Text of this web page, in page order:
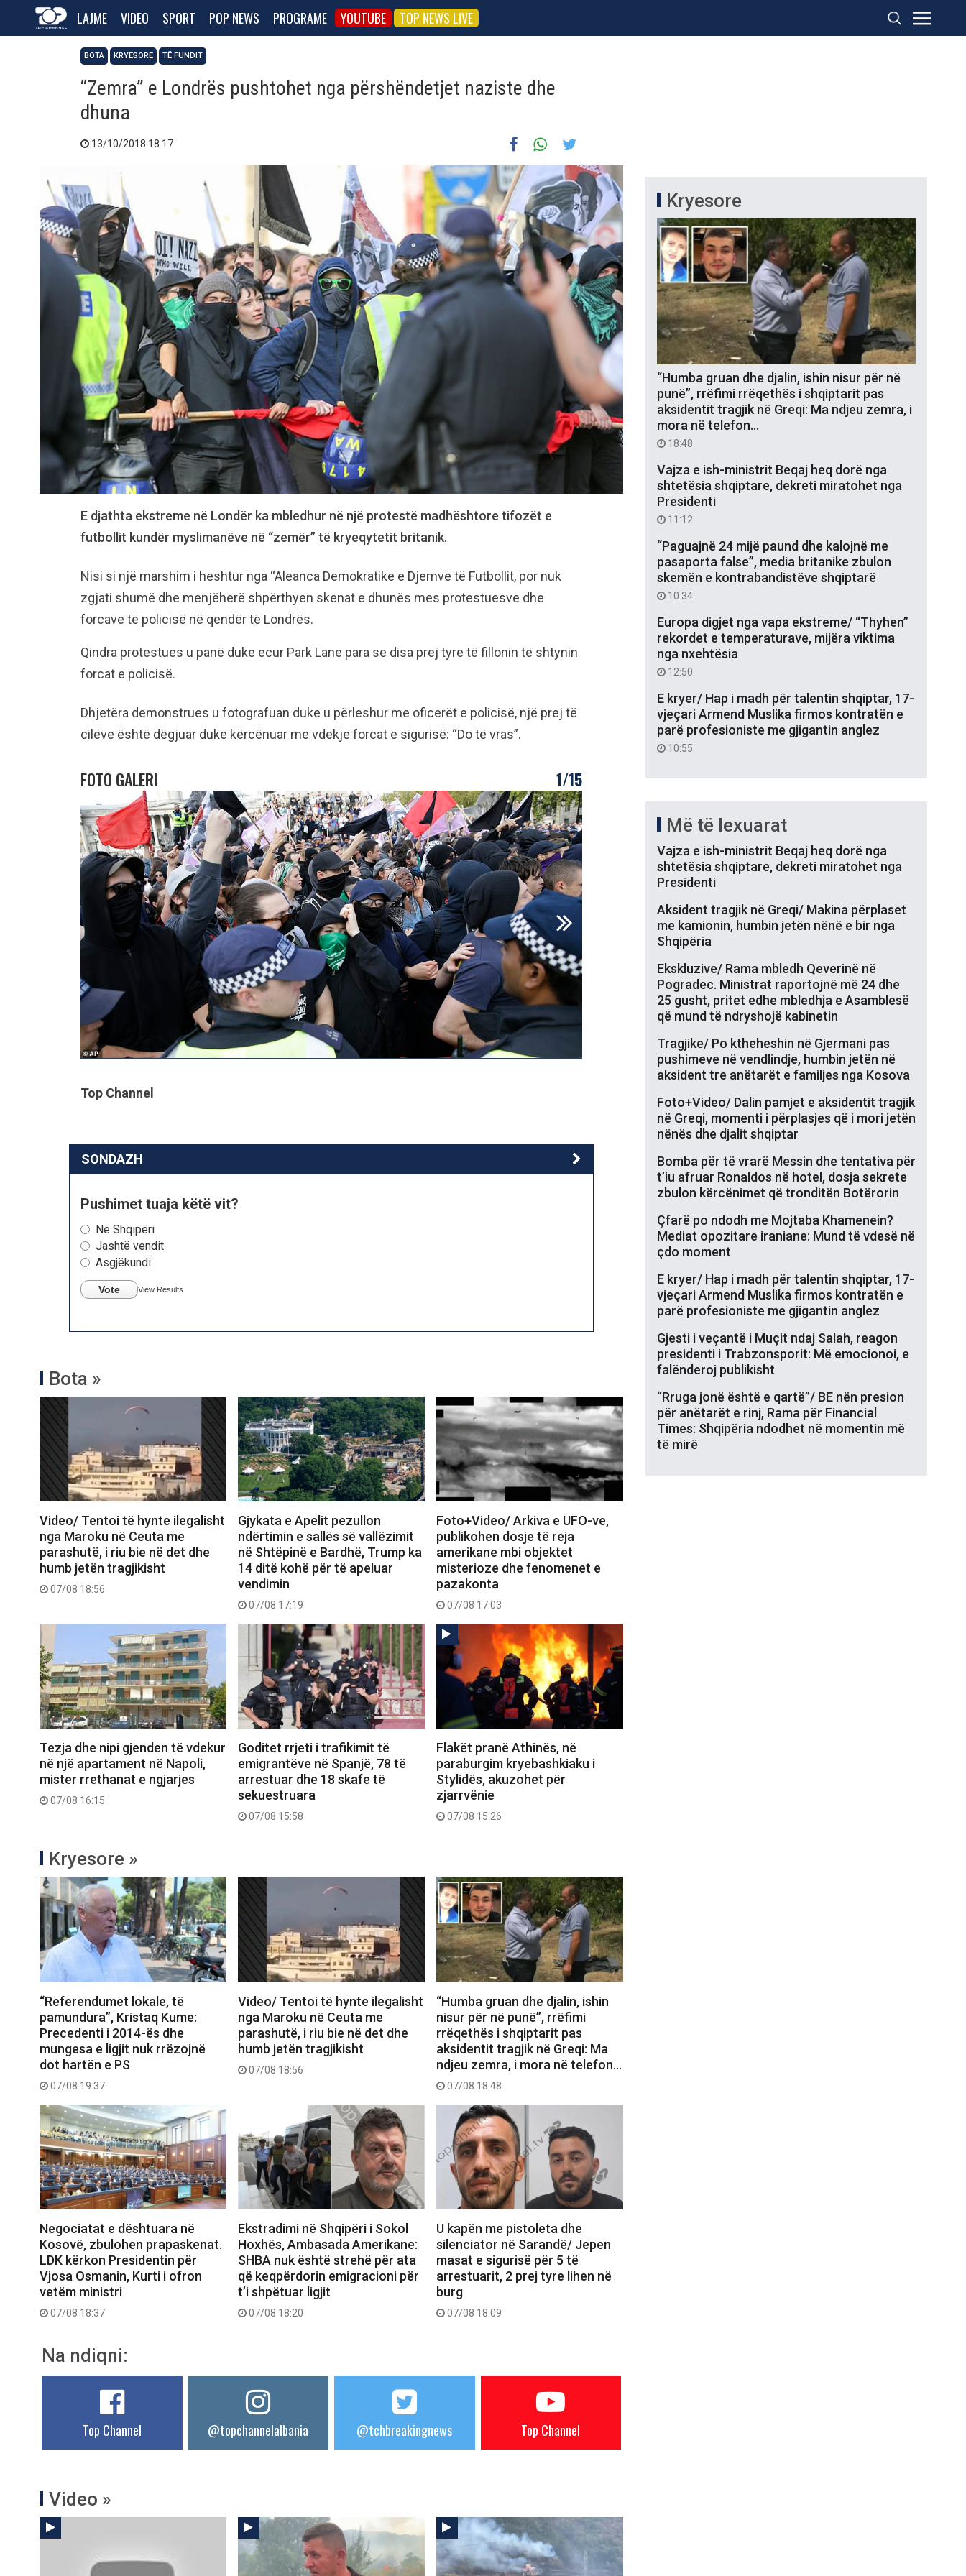
LAJME VIDEO SPORT POP NEWS PROGRAME YOUTUBE TOP NEWS LIVE
BOTA KRYESORE TË FUNDIT
“Zemra” e Londrës pushtohet nga përshëndetjet naziste dhe
dhuna
13/10/2018 18:17
E djathta ekstreme në Londër ka mbledhur në një protestë madhështore tifozët e
futbollit kundër myslimanëve në “zemër” të kryeqytetit britanik.
Nisi si një marshim i heshtur nga “Aleanca Demokratike e Djemve të Futbollit, por nuk
zgjati shumë dhe menjëherë shpërthyen skenat e dhunës mes protestuesve dhe
forcave të policisë në qendër të Londrës.
Qindra protestues u panë duke ecur Park Lane para se disa prej tyre të fillonin të shtynin
forcat e policisë.
Dhjetëra demonstrues u fotografuan duke u përleshur me oficerët e policisë, një prej të
cilëve është dëgjuar duke kërcënuar me vdekje forcat e sigurisë: “Do të vras”.
FOTO GALERI 1/15
Top Channel
SONDAZH
Pushimet tuaja këtë vit?
Në Shqipëri
Jashtë vendit
Asgjëkundi
Vote View Results
Bota »
Video/ Tentoi të hynte ilegalisht
nga Maroku në Ceuta me
parashutë, i riu bie në det dhe
humb jetën tragjikisht
07/08 18:56
Gjykata e Apelit pezullon
ndërtimin e sallës së vallëzimit
në Shtëpinë e Bardhë, Trump ka
14 ditë kohë për të apeluar
vendimin
07/08 17:19
Foto+Video/ Arkiva e UFO-ve,
publikohen dosje të reja
amerikane mbi objektet
misterioze dhe fenomenet e
pazakonta
07/08 17:03
Tezja dhe nipi gjenden të vdekur
në një apartament në Napoli,
mister rrethanat e ngjarjes
07/08 16:15
Goditet rrjeti i trafikimit të
emigrantëve në Spanjë, 78 të
arrestuar dhe 18 skafe të
sekuestruara
07/08 15:58
Flakët pranë Athinës, në
paraburgim kryebashkiaku i
Stylidës, akuzohet për
zjarrvënie
07/08 15:26
Kryesore »
“Referendumet lokale, të
pamundura”, Kristaq Kume:
Precedenti i 2014-ës dhe
mungesa e ligjit nuk rrëzojnë
dot hartën e PS
07/08 19:37
Video/ Tentoi të hynte ilegalisht
nga Maroku në Ceuta me
parashutë, i riu bie në det dhe
humb jetën tragjikisht
07/08 18:56
“Humba gruan dhe djalin, ishin
nisur për në punë”, rrëfimi
rrëqethës i shqiptarit pas
aksidentit tragjik në Greqi: Ma
ndjeu zemra, i mora në telefon…
07/08 18:48
Negociatat e dështuara në
Kosovë, zbulohen prapaskenat.
LDK kërkon Presidentin për
Vjosa Osmanin, Kurti i ofron
vetëm ministri
07/08 18:37
Ekstradimi në Shqipëri i Sokol
Hoxhës, Ambasada Amerikane:
SHBA nuk është strehë për ata
që keqpërdorin emigracioni për
t’i shpëtuar ligjit
07/08 18:20
U kapën me pistoleta dhe
silenciator në Sarandë/ Jepen
masat e sigurisë për 5 të
arrestuarit, 2 prej tyre lihen në
burg
07/08 18:09
Na ndiqni:
Top Channel @topchannelalbania @tchbreakingnews Top Channel
Video »
Kryesore
“Humba gruan dhe djalin, ishin nisur për në
punë”, rrëfimi rrëqethës i shqiptarit pas
aksidentit tragjik në Greqi: Ma ndjeu zemra, i
mora në telefon…
18:48
Vajza e ish-ministrit Beqaj heq dorë nga
shtetësia shqiptare, dekreti miratohet nga
Presidenti
11:12
“Paguajnë 24 mijë paund dhe kalojnë me
pasaporta false”, media britanike zbulon
skemën e kontrabandistëve shqiptarë
10:34
Europa digjet nga vapa ekstreme/ “Thyhen”
rekordet e temperaturave, mijëra viktima
nga nxehtësia
12:50
E kryer/ Hap i madh për talentin shqiptar, 17-
vjeçari Armend Muslika firmos kontratën e
parë profesioniste me gjigantin anglez
10:55
Më të lexuarat
Vajza e ish-ministrit Beqaj heq dorë nga
shtetësia shqiptare, dekreti miratohet nga
Presidenti
Aksident tragjik në Greqi/ Makina përplaset
me kamionin, humbin jetën nënë e bir nga
Shqipëria
Ekskluzive/ Rama mbledh Qeverinë në
Pogradec. Ministrat raportojnë më 24 dhe
25 gusht, pritet edhe mbledhja e Asamblesë
që mund të ndryshojë kabinetin
Tragjike/ Po ktheheshin në Gjermani pas
pushimeve në vendlindje, humbin jetën në
aksident tre anëtarët e familjes nga Kosova
Foto+Video/ Dalin pamjet e aksidentit tragjik
në Greqi, momenti i përplasjes që i mori jetën
nënës dhe djalit shqiptar
Bomba për të vrarë Messin dhe tentativa për
t’iu afruar Ronaldos në hotel, dosja sekrete
zbulon kërcënimet që tronditën Botërorin
Çfarë po ndodh me Mojtaba Khamenein?
Mediat opozitare iraniane: Mund të vdesë në
çdo moment
E kryer/ Hap i madh për talentin shqiptar, 17-
vjeçari Armend Muslika firmos kontratën e
parë profesioniste me gjigantin anglez
Gjesti i veçantë i Muçit ndaj Salah, reagon
presidenti i Trabzonsporit: Më emocionoi, e
falënderoj publikisht
“Rruga jonë është e qartë”/ BE nën presion
për anëtarët e rinj, Rama për Financial
Times: Shqipëria ndodhet në momentin më
të mirë